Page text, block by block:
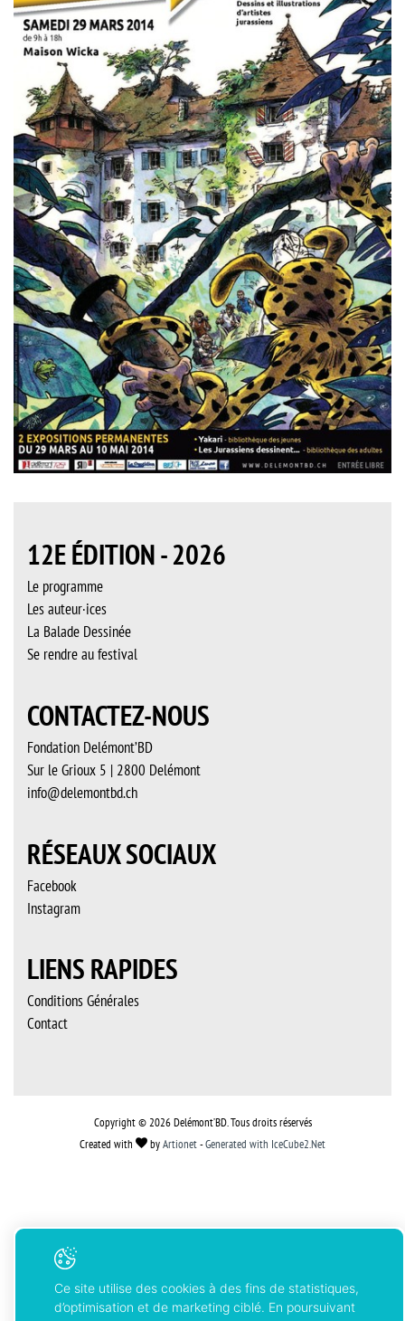
12E ÉDITION - 2026
Le programme
Les auteur·ices
La Balade Dessinée
Se rendre au festival
CONTACTEZ-NOUS
Fondation Delémont’BD
Sur le Grioux 5 | 2800 Delémont
info@delemontbd.ch
RÉSEAUX SOCIAUX
Facebook
Instagram
LIENS RAPIDES
Conditions Générales
Contact
Copyright © 2026 Delémont’BD. Tous droits réservés
Created with
byArtionet-Generated with IceCube2.Net
Ce site utilise des cookies à des fins de statistiques,
d’optimisation et de marketing ciblé. En poursuivant